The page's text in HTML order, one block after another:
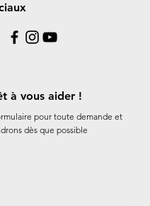
à vous aider !
pour toute demande et
dès que possible